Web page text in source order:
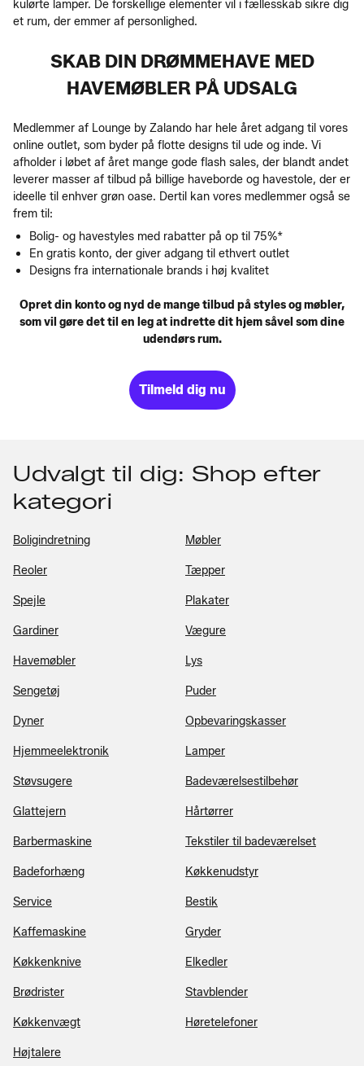
kulørte lamper. De forskellige elementer vil i fællesskab sikre dig
et rum, der emmer af personlighed.
SKAB DIN DRØMMEHAVE MED
HAVEMØBLER PÅ UDSALG
Medlemmer af Lounge by Zalando har hele året adgang til vores
online outlet, som byder på flotte designs til ude og inde. Vi
afholder i løbet af året mange gode flash sales, der blandt andet
leverer masser af tilbud på billige haveborde og havestole, der er
ideelle til enhver grøn oase. Dertil kan vores medlemmer også se
frem til:
Bolig- og havestyles med rabatter på op til 75%*
En gratis konto, der giver adgang til ethvert outlet
Designs fra internationale brands i høj kvalitet
Opret din konto og nyd de mange tilbud på styles og møbler,
som vil gøre det til en leg at indrette dit hjem såvel som dine
udendørs rum.
Tilmeld dig nu
Udvalgt til dig: Shop efter
kategori
Boligindretning Møbler
Reoler Tæpper
Spejle Plakater
Gardiner Vægure
Havemøbler Lys
Sengetøj Puder
Dyner Opbevaringskasser
Hjemmeelektronik Lamper
Støvsugere Badeværelsestilbehør
Glattejern Hårtørrer
Barbermaskine Tekstiler til badeværelset
Badeforhæng Køkkenudstyr
Service Bestik
Kaffemaskine Gryder
Køkkenknive Elkedler
Brødrister Stavblender
Køkkenvægt Høretelefoner
Højtalere